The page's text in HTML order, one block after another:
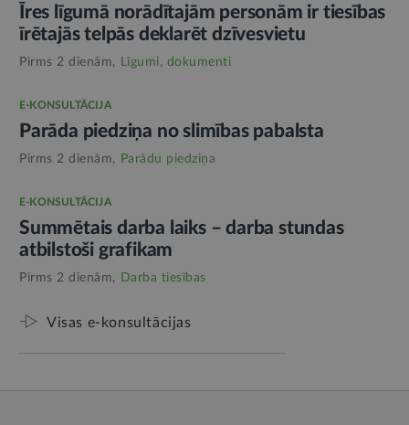
Īres līgumā norādītajām personām ir tiesības
īrētajās telpās deklarēt dzīvesvietu
Pirms 2 dienām, Līgumi, dokumenti
E-KONSULTĀCIJA
Parāda piedziņa no slimības pabalsta
Pirms 2 dienām, Parādu piedziņa
E-KONSULTĀCIJA
Summētais darba laiks – darba stundas
atbilstoši grafikam
Pirms 2 dienām, Darba tiesības
Visas e-konsultācijas